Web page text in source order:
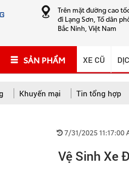
Trên mặt đường cao
đi Lạng Sơn, Tổ dân
Bắc Ninh, Việt Nam
SẢN PHẨM XE CŨ
sửa chữa lưu động
Khuyến mại Tin tổng hợp
7/31/2025 11:17:00
Vệ Sinh Xe